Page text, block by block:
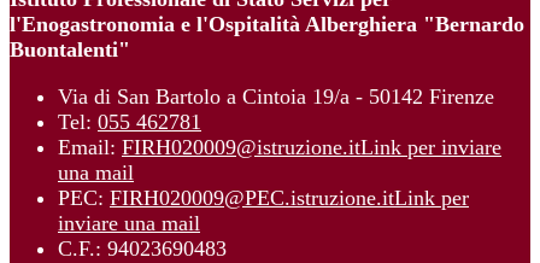
l'Enogastronomia e l'Ospitalità Alberghiera "Bernardo
Buontalenti"
Via di San Bartolo a Cintoia 19/a - 50142 Firenze
Tel: 055 462781
Email: FIRH020009@istruzione.itLink per inviare
una mail
PEC: FIRH020009@PEC.istruzione.itLink per
inviare una mail
C.F.: 94023690483